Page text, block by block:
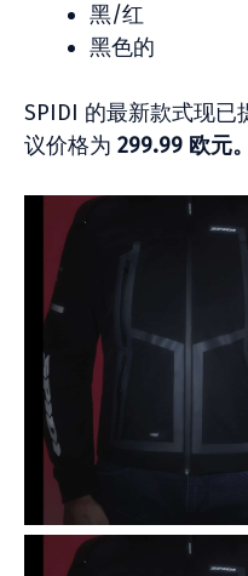
黑/红
黑色的
SPIDI 的最新款式现已
议价格为 299.99 欧元。